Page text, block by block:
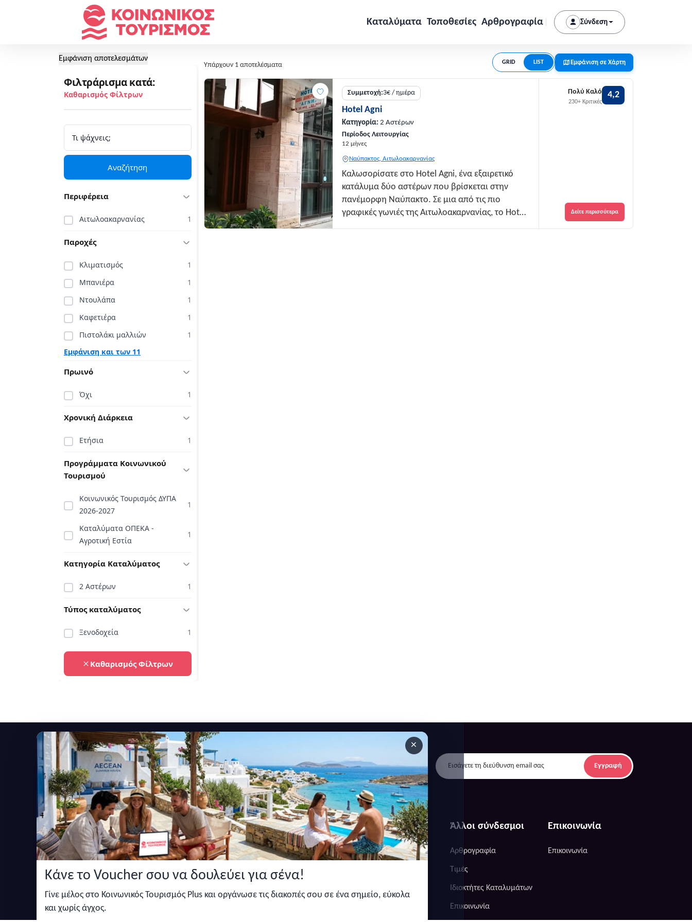
Καταλύματα Τοποθεσίες Αρθρογραφία Σύνδεση
Εμφάνιση αποτελεσμάτων
Φιλτράρισμα κατά:
Καθαρισμός Φίλτρων
Αναζήτηση
Περιφέρεια
Αιτωλοακαρνανίας 1
Παροχές
Κλιματισμός
1
Μπανιέρα
1
Ντουλάπα
1
Καφετιέρα
1
Πιστολάκι μαλλιών
1
Εμφάνιση και των 11
Πρωινό
Όχι 1
Χρονική Διάρκεια
Ετήσια 1
Προγράμματα Κοινωνικού
Τουρισμού
Κοινωνικός Τουρισμός ΔΥΠΑ
2026-2027
1
Καταλύματα ΟΠΕΚΑ -
Αγροτική Εστία
1
Κατηγορία Καταλύματος
2 Αστέρων 1
Τύπος καταλύματος
Ξενοδοχεία 1
Καθαρισμός Φίλτρων
Υπάρχουν 1 αποτελέσματα GRID LIST Εμφάνιση σε Χάρτη
Συμμετοχή:3€ / ημέρα
Hotel Agni
Κατηγορία: 2 Αστέρων
Περίοδος Λειτουργίας
12 μήνες
Ναύπακτος, Αιτωλοακαρνανίας
Καλωσορίσατε στο Hotel Agni, ένα εξαιρετικό
κατάλυμα δύο αστέρων που βρίσκεται στην
πανέμορφη Ναύπακτο. Σε μια από τις πιο
γραφικές γωνιές της Αιτωλοακαρνανίας, το Hotel
Πολύ Καλό
230+ Κριτικές
4,2
Δείτε περισσότερα
×
Κάνε το Voucher σου να δουλεύει για σένα!
Γίνε μέλος στο Κοινωνικός Τουρισμός Plus και οργάνωσε τις διακοπές σου σε ένα σημείο, εύκολα
και χωρίς άγχος.
Εγγραφείτε στο newsletter μας
Μείνετε ενημερωμένοι με τις τελευταίες ειδήσεις, ανακοινώσεις και άρθρα.
Εγγραφή
Κάντε αναζήτηση για προσφορές σε ξενοδοχεία,
Γρήγοροι
σύνδεσμοι
Κατηγορίες
Καταλύματα
Άλλοι σύνδεσμοι
Αρθρογραφία
Τιμές
Ιδιοκτήτες Καταλυμάτων
Επικοινωνία
Επικοινωνία
Επικοινωνία